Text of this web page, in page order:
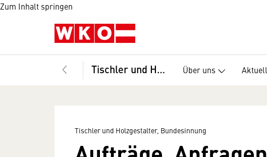
Zum Inhalt springen
Tischler und Holzgestalter, Bundesinnung Über uns Aktuell
Tischler und Holzgestalter, Bundesinnung